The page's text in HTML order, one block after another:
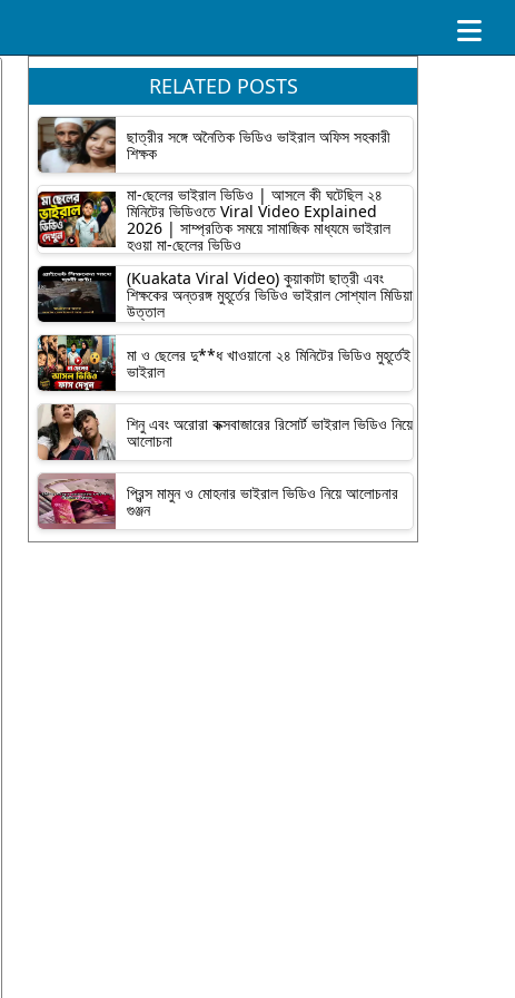
RELATED POSTS
ছাত্রীর সঙ্গে অনৈতিক ভিডিও ভাইরাল অফিস সহকারী
শিক্ষক
মা-ছেলের ভাইরাল ভিডিও | আসলে কী ঘটেছিল ২৪
মিনিটের ভিডিওতে Viral Video Explained
2026 | সাম্প্রতিক সময়ে সামাজিক মাধ্যমে ভাইরাল
হওয়া মা-ছেলের ভিডিও
(Kuakata Viral Video) কুয়াকাটা ছাত্রী এবং
শিক্ষকের অন্তরঙ্গ মুহূর্তের ভিডিও ভাইরাল সোশ্যাল মিডিয়া
উত্তাল
মা ও ছেলের দু**ধ খাওয়ানো ২৪ মিনিটের ভিডিও মুহূর্তেই
ভাইরাল
শিনু এবং অরোরা কক্সবাজারের রিসোর্ট ভাইরাল ভিডিও নিয়ে
আলোচনা
প্রিন্স মামুন ও মোহনার ভাইরাল ভিডিও নিয়ে আলোচনার
গুঞ্জন